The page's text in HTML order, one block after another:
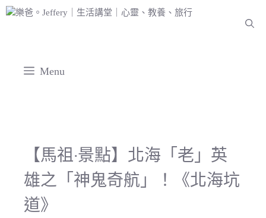
跳
Menu
【馬祖‧景點】北海「老」英
雄之「神鬼奇航」！《北海坑
道》